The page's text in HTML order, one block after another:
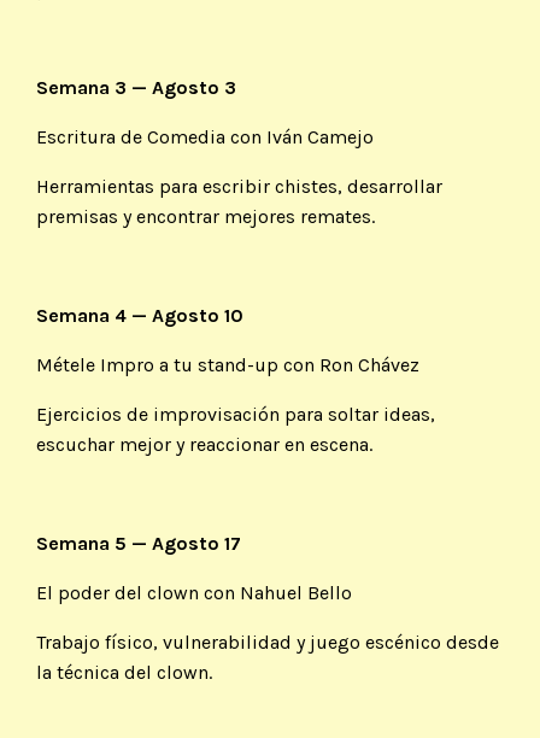
Semana 3 — Agosto 3
Escritura de Comedia con Iván Camejo
Herramientas para escribir chistes, desarrollar
premisas y encontrar mejores remates.
Semana 4 — Agosto 10
Métele Impro a tu stand-up con Ron Chávez
Ejercicios de improvisación para soltar ideas,
escuchar mejor y reaccionar en escena.
Semana 5 — Agosto 17
El poder del clown con Nahuel Bello
Trabajo físico, vulnerabilidad y juego escénico desde
la técnica del clown.